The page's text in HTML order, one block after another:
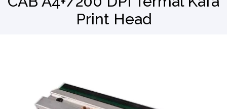
Barkod OkuyucuPrint Head